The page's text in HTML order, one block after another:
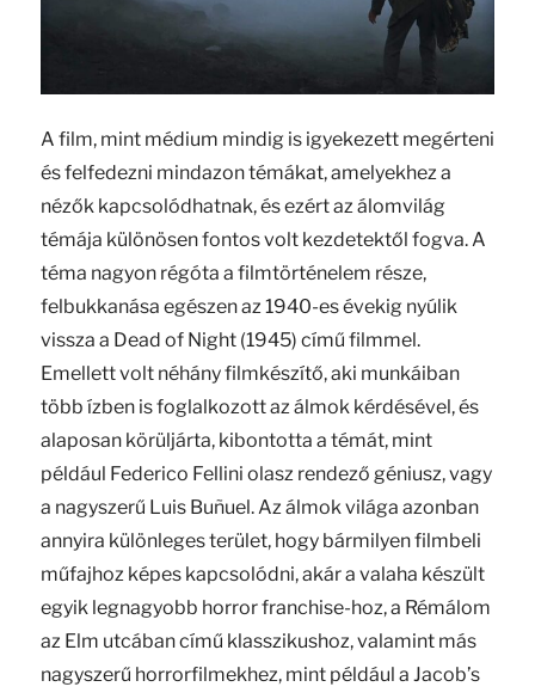
A film, mint médium mindig is igyekezett megérteni
és felfedezni mindazon témákat, amelyekhez a
nézők kapcsolódhatnak, és ezért az álomvilág
témája különösen fontos volt kezdetektől fogva. A
téma nagyon régóta a filmtörténelem része,
felbukkanása egészen az 1940-es évekig nyúlik
vissza a Dead of Night (1945) című filmmel.
Emellett volt néhány filmkészítő, aki munkáiban
több ízben is foglalkozott az álmok kérdésével, és
alaposan körüljárta, kibontotta a témát, mint
például Federico Fellini olasz rendező géniusz, vagy
a nagyszerű Luis Buñuel. Az álmok világa azonban
annyira különleges terület, hogy bármilyen filmbeli
műfajhoz képes kapcsolódni, akár a valaha készült
egyik legnagyobb horror franchise-hoz, a Rémálom
az Elm utcában című klasszikushoz, valamint más
nagyszerű horrorfilmekhez, mint például a Jacob’s